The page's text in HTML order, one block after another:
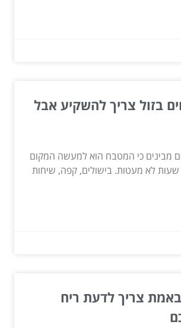
בזול צריך להשקיע אבל
מבינים כי המטבח הוא למעשה המקום
לא מעטות. בישולים, קפה, שיחות
צריך לדעת ריח